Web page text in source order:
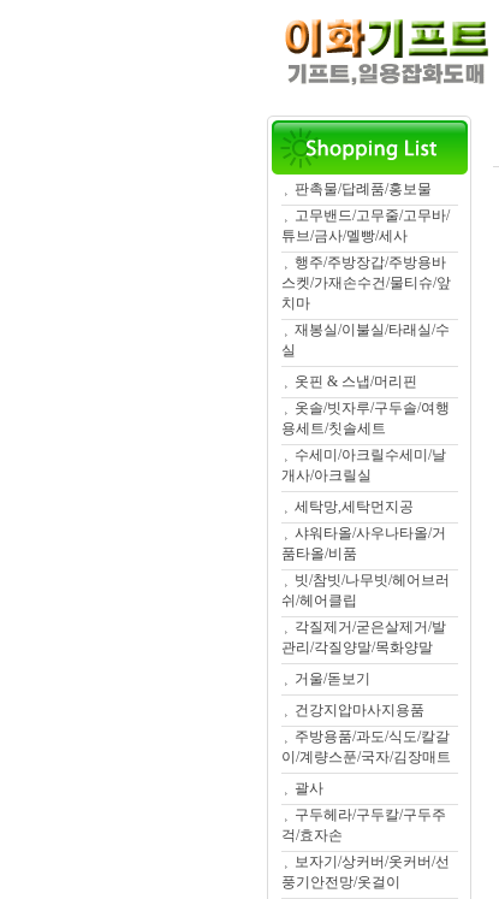
판촉물/답례품/홍보물
고무밴드/고무줄/고무바/
튜브/금사/멜빵/세사
행주/주방장갑/주방용바
스켓/가재손수건/물티슈/앞
치마
재봉실/이불실/타래실/수
실
옷핀 & 스냅/머리핀
옷솔/빗자루/구두솔/여행
용세트/칫솔세트
수세미/아크릴수세미/날
개사/아크릴실
세탁망,세탁먼지공
샤워타올/사우나타올/거
품타올/비품
빗/참빗/나무빗/헤어브러
쉬/헤어클립
각질제거/굳은살제거/발
관리/각질양말/목화양말
거울/돋보기
건강지압마사지용품
주방용품/과도/식도/칼갈
이/계량스푼/국자/김장매트
괄사
구두헤라/구두칼/구두주
걱/효자손
보자기/상커버/옷커버/선
풍기안전망/옷걸이